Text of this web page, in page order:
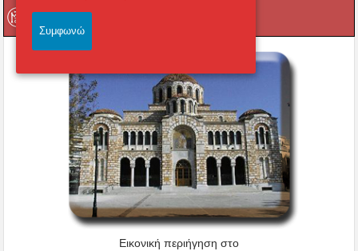
Εικονική περιήγηση στο
Συμφωνώ